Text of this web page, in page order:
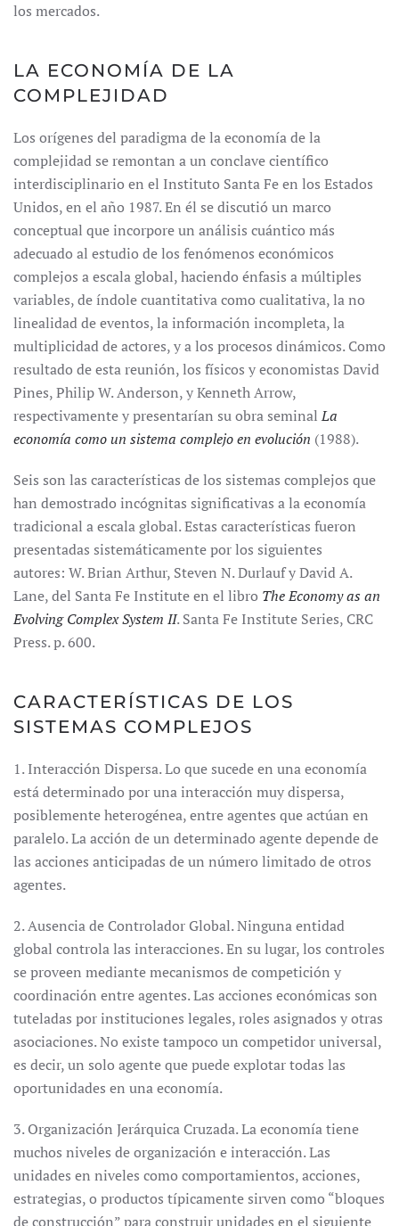
los mercados.
LA ECONOMÍA DE LA
COMPLEJIDAD
Los orígenes del paradigma de la economía de la
complejidad se remontan a un conclave científico
interdisciplinario en el Instituto Santa Fe en los Estados
Unidos, en el año 1987. En él se discutió un marco
conceptual que incorpore un análisis cuántico más
adecuado al estudio de los fenómenos económicos
complejos a escala global, haciendo énfasis a múltiples
variables, de índole cuantitativa como cualitativa, la no
linealidad de eventos, la información incompleta, la
multiplicidad de actores, y a los procesos dinámicos. Como
resultado de esta reunión, los físicos y economistas David
Pines, Philip W. Anderson, y Kenneth Arrow,
respectivamente y presentarían su obra seminalLa
economía como un sistema complejo en evolución (1988).
Seis son las características de los sistemas complejos que
han demostrado incógnitas significativas a la economía
tradicional a escala global. Estas características fueron
presentadas sistemáticamente por los siguientes
autores: W. Brian Arthur, Steven N. Durlauf y David A.
Lane, del Santa Fe Institute en el libro The Economy as an
Evolving Complex System II. Santa Fe Institute Series, CRC
Press. p. 600.
CARACTERÍSTICAS DE LOS
SISTEMAS COMPLEJOS
1. Interacción Dispersa. Lo que sucede en una economía
está determinado por una interacción muy dispersa,
posiblemente heterogénea, entre agentes que actúan en
paralelo. La acción de un determinado agente depende de
las acciones anticipadas de un número limitado de otros
agentes.
2. Ausencia de Controlador Global. Ninguna entidad
global controla las interacciones. En su lugar, los controles
se proveen mediante mecanismos de competición y
coordinación entre agentes. Las acciones económicas son
tuteladas por instituciones legales, roles asignados y otras
asociaciones. No existe tampoco un competidor universal,
es decir, un solo agente que puede explotar todas las
oportunidades en una economía.
3. Organización Jerárquica Cruzada. La economía tiene
muchos niveles de organización e interacción. Las
unidades en niveles como comportamientos, acciones,
estrategias, o productos típicamente sirven como “bloques
de construcción” para construir unidades en el siguiente